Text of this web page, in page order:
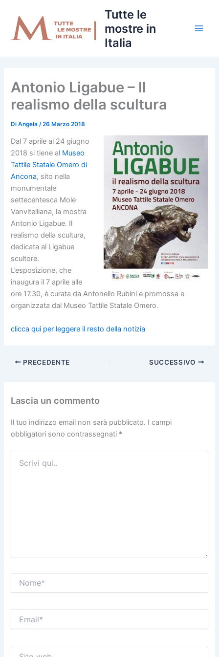
contenuto
Tutte le
mostre in
Italia
Antonio Ligabue – Il
realismo della scultura
DiAngela/26 Marzo 2018
Dal 7 aprile al 24 giugno
2018 si tiene al Museo
Tattile Statale Omero di
Ancona, sito nella
monumentale
settecentesca Mole
Vanvitelliana, la mostra
Antonio Ligabue. Il
realismo della scultura,
dedicata al Ligabue
scultore.
L’esposizione, che
inaugura il 7 aprile alle
ore 17.30, è curata da Antonello Rubini e promossa e
organizzata dal Museo Tattile Statale Omero.
clicca qui per leggere il resto della notizia
PRECEDENTE SUCCESSIVO
Lascia un commento
Il tuo indirizzo email non sarà pubblicato. I campi
obbligatori sono contrassegnati *
qui..